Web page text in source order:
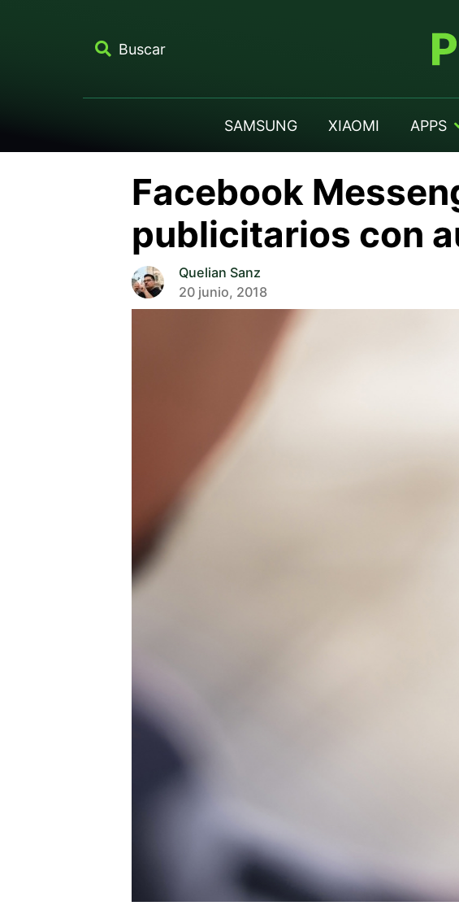
Buscar
SAMSUNG XIAOMI APPS
Facebook
publicitarios con
Quelian Sanz
20 junio, 2018